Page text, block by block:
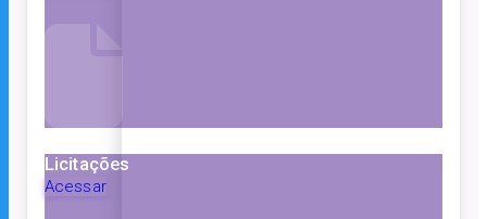
Licitações
Acessar